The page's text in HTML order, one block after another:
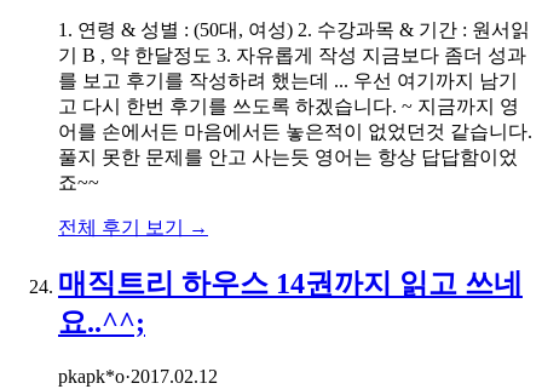
1. 연령 & 성별 : (50대, 여성) 2. 수강과목 & 기간 : 원서읽
기 B , 약 한달정도 3. 자유롭게 작성 지금보다 좀더 성과
를 보고 후기를 작성하려 했는데 ... 우선 여기까지 남기
고 다시 한번 후기를 쓰도록 하겠습니다. ~ 지금까지 영
어를 손에서든 마음에서든 놓은적이 없었던것 같습니다.
풀지 못한 문제를 안고 사는듯 영어는 항상 답답함이었
죠~~
전체 후기 보기 →
매직트리 하우스 14권까지 읽고 쓰네
요..^^;
pkapk*o·2017.02.12